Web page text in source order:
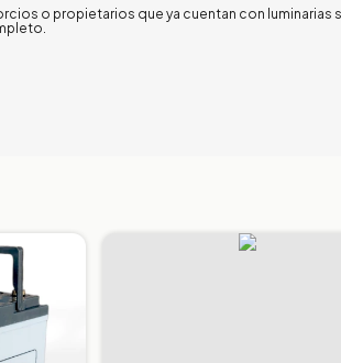
o propietarios que ya cuentan con luminarias